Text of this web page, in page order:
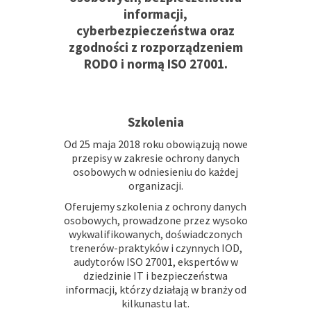
informacji,
cyberbezpieczeństwa oraz
zgodności z rozporządzeniem
RODO i normą ISO 27001.
Szkolenia
Od 25 maja 2018 roku obowiązują nowe
przepisy w zakresie ochrony danych
osobowych w odniesieniu do każdej
organizacji.
Oferujemy szkolenia z ochrony danych
osobowych, prowadzone przez wysoko
wykwalifikowanych, doświadczonych
trenerów-praktyków i czynnych IOD,
audytorów ISO 27001, ekspertów w
dziedzinie IT i bezpieczeństwa
informacji, którzy działają w branży od
kilkunastu lat.